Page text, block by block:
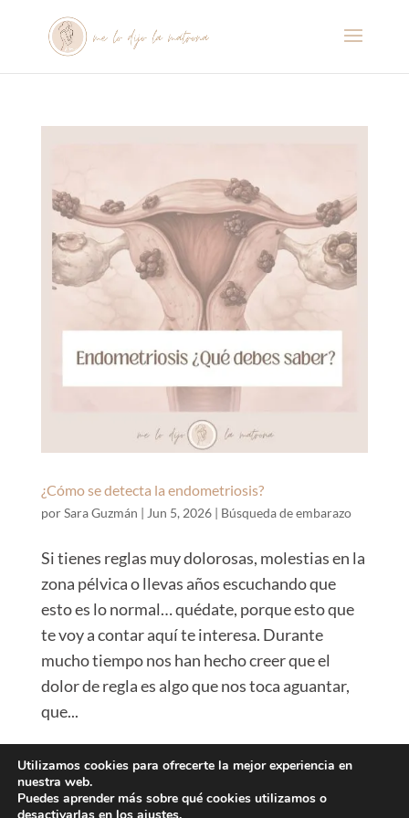
¿Cómo se detecta la endometriosis?
porSara Guzmán | Jun 5, 2026| Búsqueda de embarazo
Si tienes reglas muy dolorosas, molestias en la
zona pélvica o llevas años escuchando que
esto es lo normal… quédate, porque esto que
te voy a contar aquí te interesa. Durante
mucho tiempo nos han hecho creer que el
dolor de regla es algo que nos toca aguantar,
que...
Cookies Privacidad Legalidad Condiciones
Utilizamos cookies para ofrecerte la mejor experiencia en
nuestra web.
Puedes aprender más sobre qué cookies utilizamos o